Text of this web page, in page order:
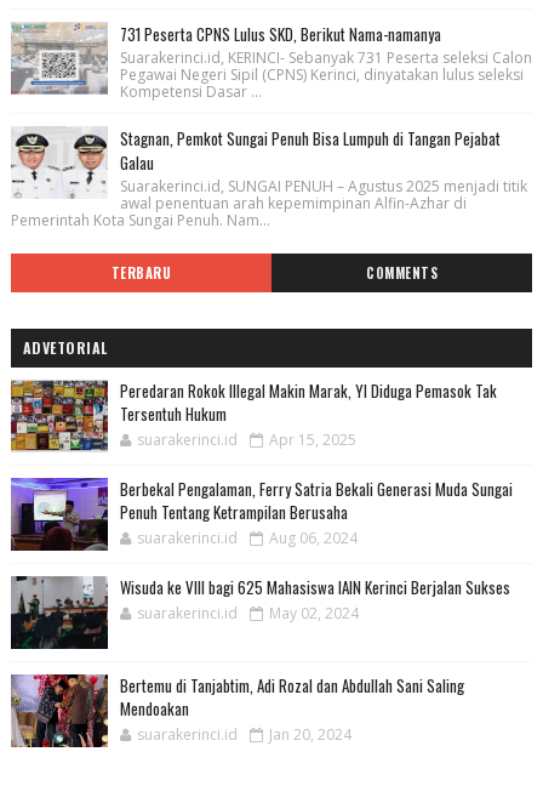
731 Peserta CPNS Lulus SKD, Berikut Nama-namanya
Suarakerinci.id, KERINCI- Sebanyak 731 Peserta seleksi Calon
Pegawai Negeri Sipil (CPNS) Kerinci, dinyatakan lulus seleksi
Kompetensi Dasar ...
Stagnan, Pemkot Sungai Penuh Bisa Lumpuh di Tangan Pejabat
Galau
Suarakerinci.id, SUNGAI PENUH – Agustus 2025 menjadi titik
awal penentuan arah kepemimpinan Alfin-Azhar di
Pemerintah Kota Sungai Penuh. Nam...
TERBARU COMMENTS
ADVETORIAL
Peredaran Rokok Illegal Makin Marak, YI Diduga Pemasok Tak
Tersentuh Hukum
suarakerinci.id Apr 15, 2025
Berbekal Pengalaman, Ferry Satria Bekali Generasi Muda Sungai
Penuh Tentang Ketrampilan Berusaha
suarakerinci.id Aug 06, 2024
Wisuda ke VIII bagi 625 Mahasiswa IAIN Kerinci Berjalan Sukses
suarakerinci.id May 02, 2024
Bertemu di Tanjabtim, Adi Rozal dan Abdullah Sani Saling
Mendoakan
suarakerinci.id Jan 20, 2024